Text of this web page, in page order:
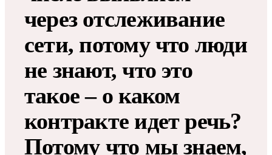
через отслеживание
сети, потому что люди
не знают, что это
такое – о каком
контракте идет речь?
Потому что мы знаем,